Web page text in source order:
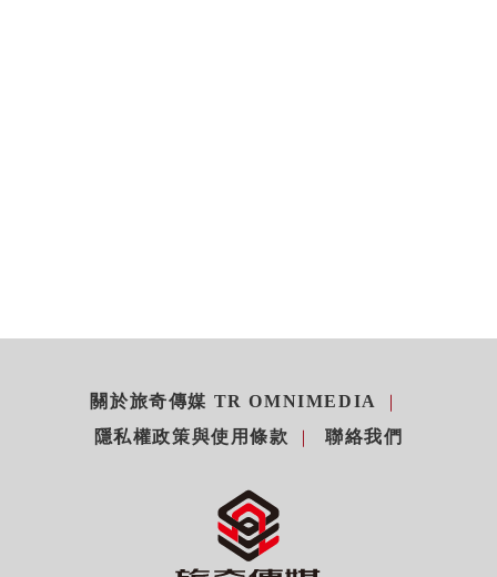
關於旅奇傳媒 TR OMNIMEDIA
隱私權政策與使用條款
聯絡我們